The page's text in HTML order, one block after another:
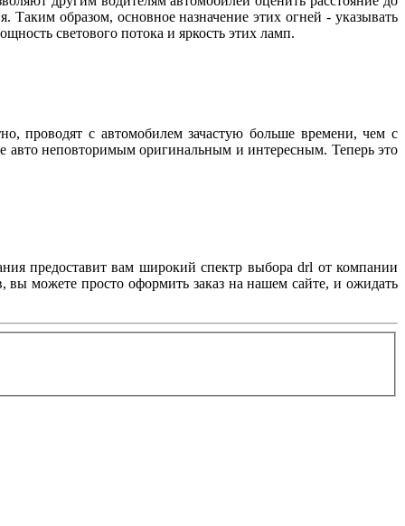
образом, основное назначение этих огней - указывать
светового потока и яркость этих ламп.
проводят с автомобилем зачастую больше времени, чем с
авто неповторимым оригинальным и интересным. Теперь это
предоставит вам широкий спектр выбора drl от компании
вы можете просто оформить заказ на нашем сайте, и ожидать